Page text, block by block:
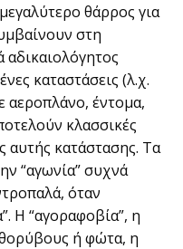
θάρρος για
στη
καταστάσεις (λ.χ.
αεροπλάνο, έντομα,
κλασσικές
αυτής κατάστασης. Τα
“αγωνία” συχνά
όταν
Η “αγοραφοβία”, η
ή φώτα, η